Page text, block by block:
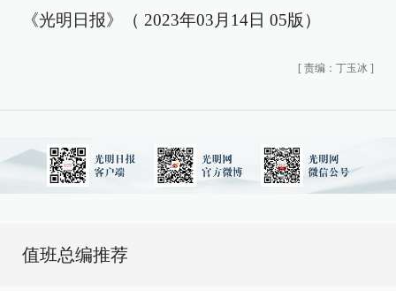
《光明日报》（ 2023年03月14日 05版）
[ 责编：丁玉冰 ]
值班总编推荐